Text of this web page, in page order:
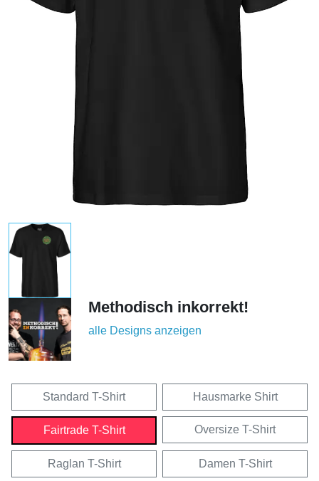
Methodisch inkorrekt!
alle Designs anzeigen
Standard T-Shirt Hausmarke Shirt
Fairtrade T-Shirt Oversize T-Shirt
Raglan T-Shirt Damen T-Shirt